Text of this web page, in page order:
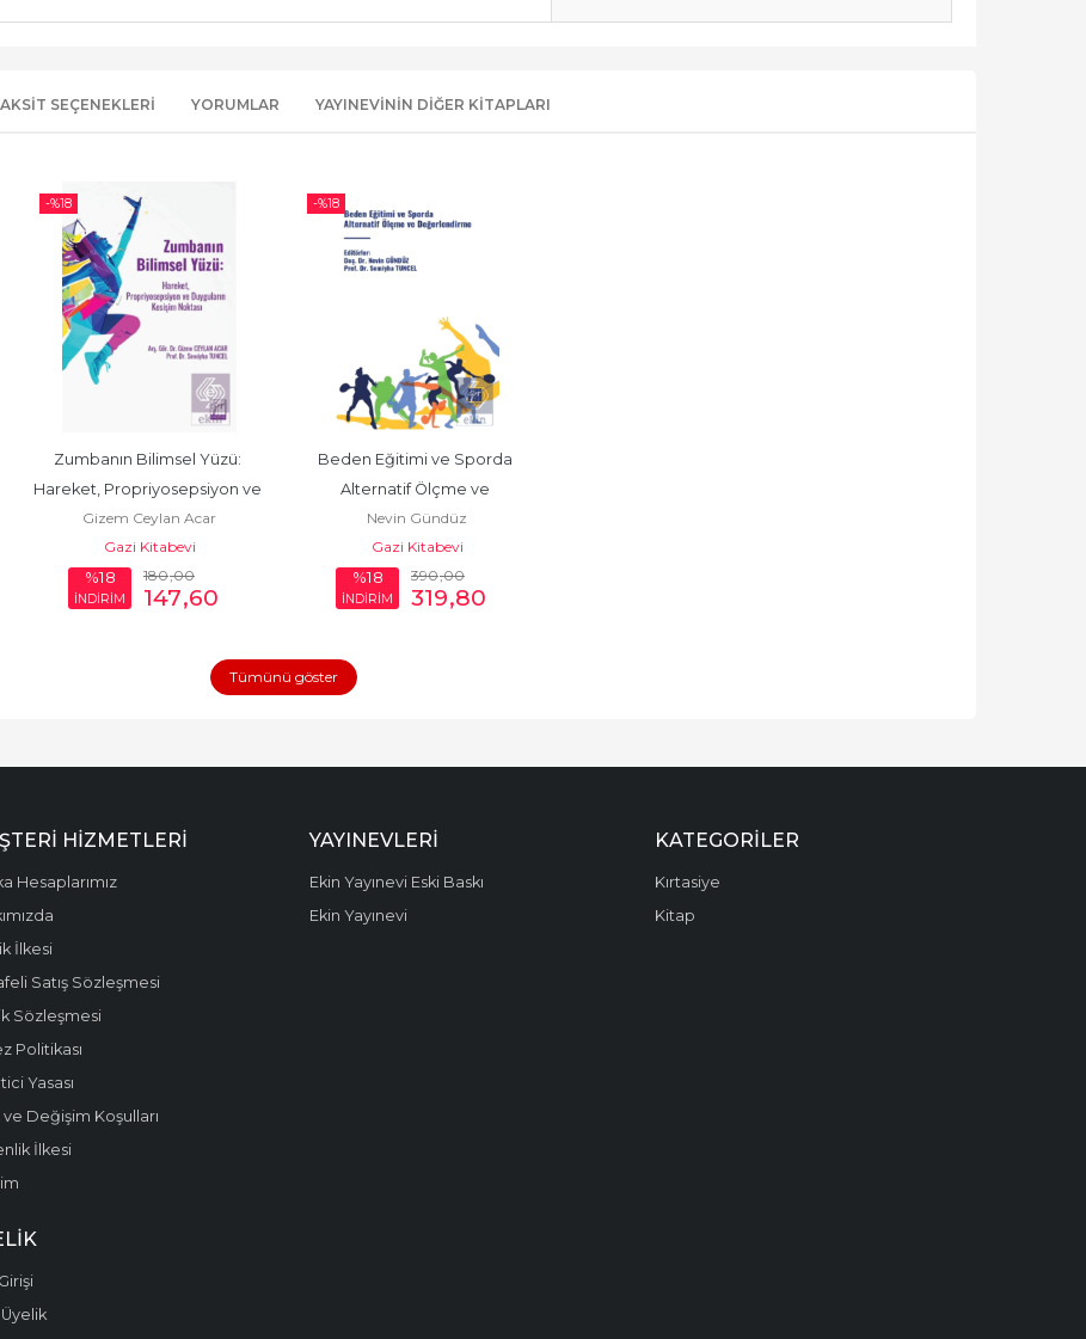
SEÇENEKLERI YORUMLAR YAYINEVININ DIĞER KITAPLARI
-%18
Zumbanın Bilimsel Yüzü:
Hareket, Propriyosepsiyon ve
Duyguların Kesişim...
Gizem Ceylan Acar
Gazi Kitabevi
%18
İNDİRİM
180,00
147,60
-%18
Beden Eğitimi ve Sporda
Alternatif Ölçme ve
Değerlendirme
Nevin Gündüz
Gazi Kitabevi
%18
İNDİRİM
390,00
319,80
Tümünü göster
HIZMETLERI
Hesaplarımız
İlkesi
Satış Sözleşmesi
Sözleşmesi
Politikası
Yasası
Değişim Koşulları
İlkesi
YAYINEVLERI
Ekin Yayınevi Eski Baskı
Ekin Yayınevi
KATEGORILER
Kırtasiye
Kitap